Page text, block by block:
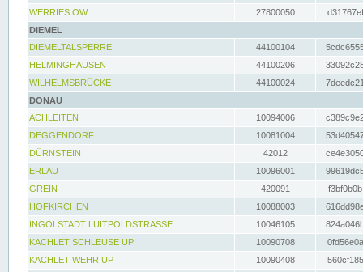
WERRIES OW
27800050
DIEMEL
DIEMELTALSPERRE
44100104
HELMINGHAUSEN
44100206
WILHELMSBRÜCKE
44100024
DONAU
ACHLEITEN
10094006
DEGGENDORF
10081004
DÜRNSTEIN
42012
ERLAU
10096001
GREIN
420091
HOFKIRCHEN
10088003
INGOLSTADT LUITPOLDSTRASSE
10046105
KACHLET SCHLEUSE UP
10090708
KACHLET WEHR UP
10090408